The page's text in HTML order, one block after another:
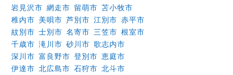
岩見沢市 網走市 留萌市 苫小牧市
稚内市 美唄市 芦別市 江別市 赤平市
紋別市 士別市 名寄市 三笠市 根室市
千歳市 滝川市 砂川市 歌志内市
深川市 富良野市 登別市 恵庭市
伊達市 北広島市 石狩市 北斗市